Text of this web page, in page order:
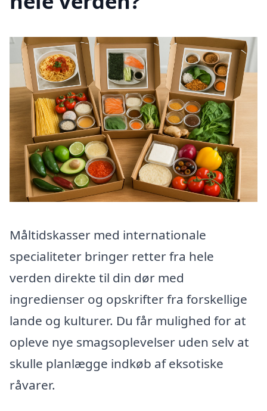
Måltidskasser med internationale
specialiteter bringer retter fra hele
verden direkte til din dør med
ingredienser og opskrifter fra forskellige
lande og kulturer. Du får mulighed for at
opleve nye smagsoplevelser uden selv at
skulle planlægge indkøb af eksotiske
råvarer.